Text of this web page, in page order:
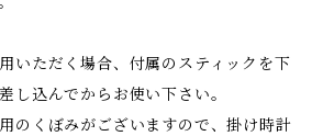
いただく場合、付属のスティックを下
し込んでからお使い下さい。
のくぼみがございますので、掛け時計